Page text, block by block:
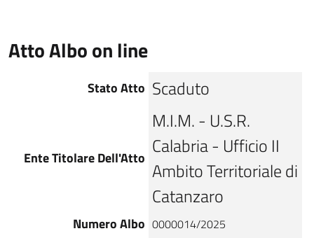
Atto Albo on line
Stato Atto Scaduto
Ente Titolare Dell'Atto
M.I.M. - U.S.R.
Calabria - Ufficio II
Ambito Territoriale di
Catanzaro
Numero Albo 0000014/2025